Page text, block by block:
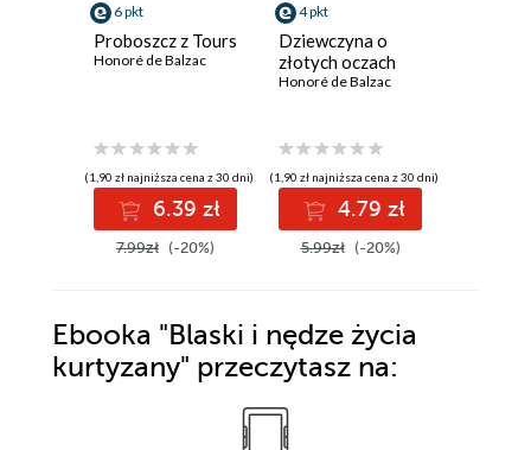
6 pkt
Proboszcz z Tours
Honoré de Balzac
(1,90 zł najniższa cena z 30 dni)
6.39 zł
7.99zł (-20%)
4 pkt
Dziewczyna o
złotych oczach
Honoré de Balzac
(1,90 zł najniższa cena z 30 dni)
4.79 zł
5.99zł (-20%)
Ebooka "Blaski i nędze życia
kurtyzany" przeczytasz na: